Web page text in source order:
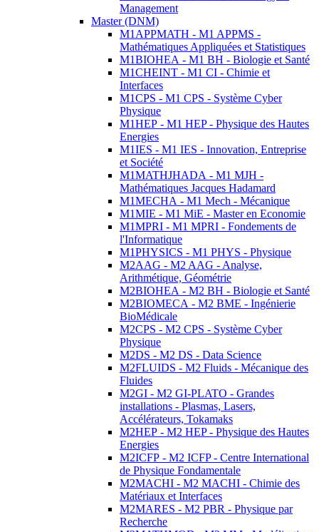
Management
Master (DNM)
M1APPMATH - M1 APPMS -
Mathématiques Appliquées et Statistiques
M1BIOHEA - M1 BH - Biologie et Santé
M1CHEINT - M1 CI - Chimie et
Interfaces
M1CPS - M1 CPS - Système Cyber
Physique
M1HEP - M1 HEP - Physique des Hautes
Energies
M1IES - M1 IES - Innovation, Entreprise
et Société
M1MATHJHADA - M1 MJH -
Mathématiques Jacques Hadamard
M1MECHA - M1 Mech - Mécanique
M1MIE - M1 MiE - Master en Economie
M1MPRI - M1 MPRI - Fondements de
l'Informatique
M1PHYSICS - M1 PHYS - Physique
M2AAG - M2 AAG - Analyse,
Arithmétique, Géométrie
M2BIOHEA - M2 BH - Biologie et Santé
M2BIOMECA - M2 BME - Ingénierie
BioMédicale
M2CPS - M2 CPS - Système Cyber
Physique
M2DS - M2 DS - Data Science
M2FLUIDS - M2 Fluids - Mécanique des
Fluides
M2GI - M2 GI-PLATO - Grandes
installations - Plasmas, Lasers,
Accélérateurs, Tokamaks
M2HEP - M2 HEP - Physique des Hautes
Energies
M2ICFP - M2 ICFP - Centre International
de Physique Fondamentale
M2MACHI - M2 MACHI - Chimie des
Matériaux et Interfaces
M2MARES - M2 PBR - Physique par
Recherche